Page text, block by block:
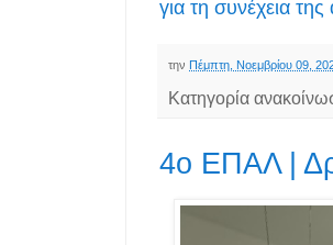
για τη συνέχεια
την Πέμπτη, Νοεμβρίου 09,
Κατηγορία
4ο ΕΠΑΛ |